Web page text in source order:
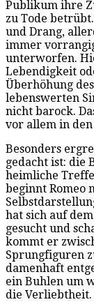
Publikum ihre
zu Tode
und Drang,
immer
unterworfen.
Lebendigkeit
Überhöhung
lebenswerten
nicht barock.
vor allem in den
Besonders
gedacht ist: die
heimliche
beginnt Romeo
hat sich auf
gesucht und
kommt er
Sprungfiguren
damenhaft
ein Buhlen um
die Verliebtheit.